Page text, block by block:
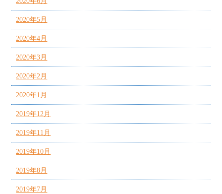
2020年5月
2020年4月
2020年3月
2020年2月
2020年1月
2019年12月
2019年11月
2019年10月
2019年8月
2019年7月